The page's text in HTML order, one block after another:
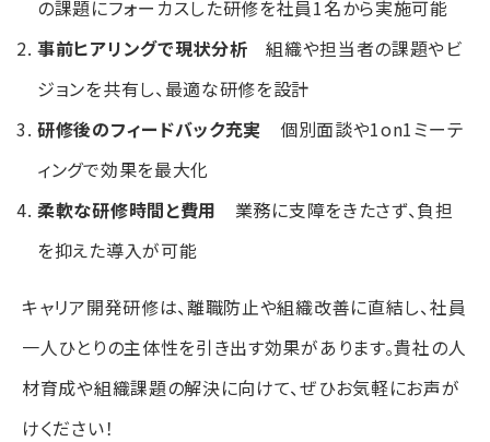
の課題にフォーカスした研修を社員1名から実施可能
事前ヒアリングで現状分析 組織や担当者の課題やビ
ジョンを共有し、最適な研修を設計
研修後のフィードバック充実 個別面談や1on1ミーテ
ィングで効果を最大化
柔軟な研修時間と費用 業務に支障をきたさず、負担
を抑えた導入が可能
キャリア開発研修は、離職防止や組織改善に直結し、社員
一人ひとりの主体性を引き出す効果があります。貴社の人
材育成や組織課題の解決に向けて、ぜひお気軽にお声が
けください！